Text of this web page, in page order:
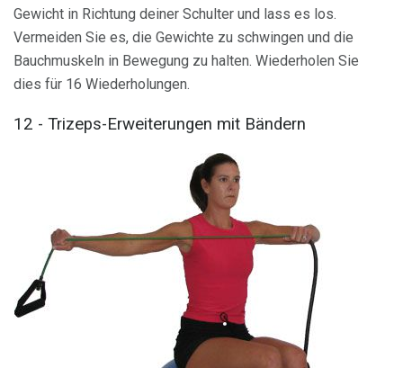
Gewicht in Richtung deiner Schulter und lass es los.
Vermeiden Sie es, die Gewichte zu schwingen und die
Bauchmuskeln in Bewegung zu halten. Wiederholen Sie
dies für 16 Wiederholungen.
12 - Trizeps-Erweiterungen mit Bändern